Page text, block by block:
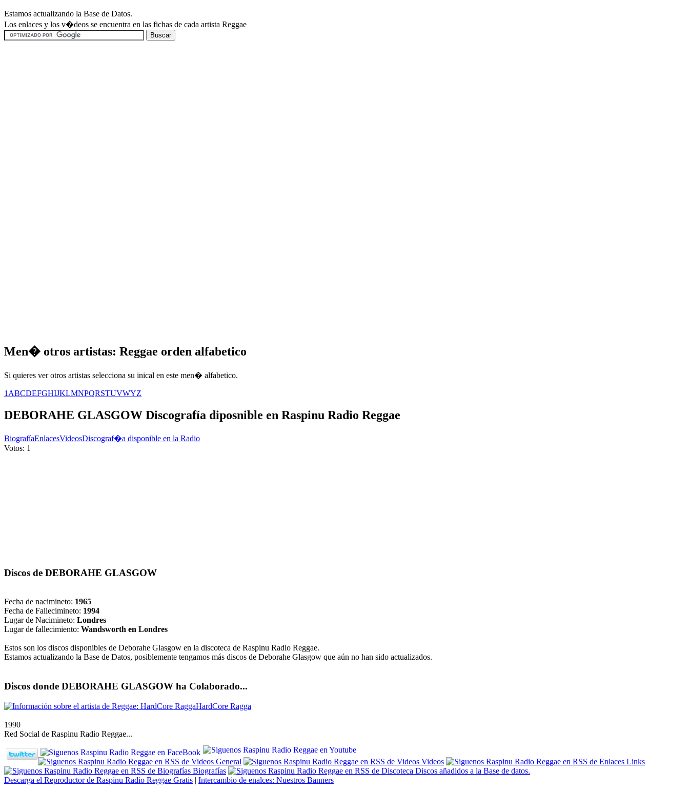
Estamos actualizando la Base de Datos.
Los enlaces y los v�deos se encuentra en las fichas de cada artista Reggae
Men� otros artistas: Reggae orden alfabetico
Si quieres ver otros artistas selecciona su inical en este men� alfabetico.
1 ABCDEFGHIJKLMNPQRSTUVWYZ
DEBORAHE GLASGOW Discografía diposnible en Raspinu Radio Reggae
BiografíaEnlacesVideosDiscograf�a disponible en la Radio
Votos: 1
Discos de DEBORAHE GLASGOW
Fecha de nacimineto: 1965
Fecha de Fallecimineto: 1994
Lugar de Nacimineto: Londres
Lugar de fallecimiento: Wandsworth en Londres
Estos son los discos disponibles de Deborahe Glasgow en la discoteca de Raspinu Radio Reggae.
Estamos actualizando la Base de Datos, posiblemente tengamos más discos de Deborahe Glasgow que aún no han sido actualizados.
Discos donde DEBORAHE GLASGOW ha Colaborado...
HardCore Ragga
1990
Red Social de Raspinu Radio Reggae...
General Videos
Links
Biografías
Discos añadidos a la Base de datos.
Descarga el Reproductor de Raspinu Radio Reggae Gratis | Intercambio de enalces: Nuestros Banners